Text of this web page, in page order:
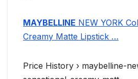
MAYBELLINE NEW YORK
Creamy Matte Lipstick …
Price History › maybelline-